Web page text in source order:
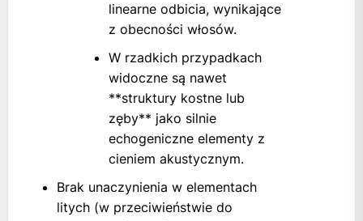
linearne odbicia, wynikające
z obecności włosów.
W rzadkich przypadkach
widoczne są nawet
**struktury kostne lub
zęby** jako silnie
echogeniczne elementy z
cieniem akustycznym.
Brak unaczynienia w elementach
litych (w przeciwieństwie do